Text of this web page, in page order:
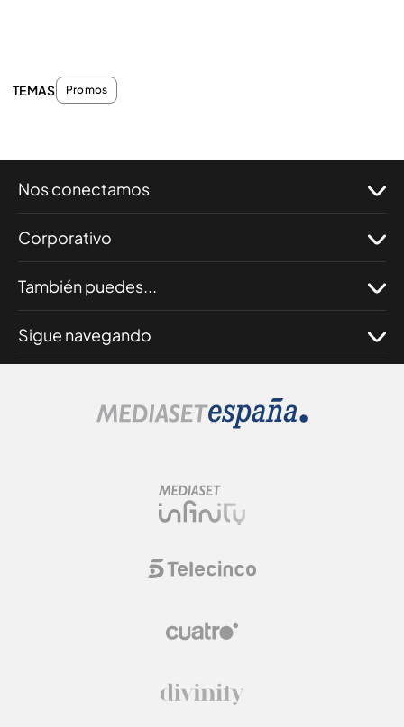
TEMAS Promos
Nos conectamos
Corporativo
También puedes...
Sigue navegando